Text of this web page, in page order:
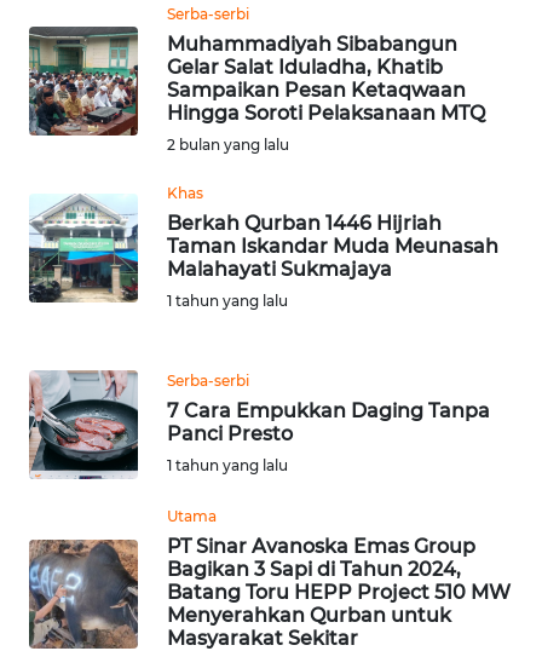
Serba-serbi
Muhammadiyah Sibabangun
Gelar Salat Iduladha, Khatib
Sampaikan Pesan Ketaqwaan
Hingga Soroti Pelaksanaan MTQ
2 bulan yang lalu
Khas
Berkah Qurban 1446 Hijriah
Taman Iskandar Muda Meunasah
Malahayati Sukmajaya
1 tahun yang lalu
Serba-serbi
7 Cara Empukkan Daging Tanpa
Panci Presto
1 tahun yang lalu
Utama
PT Sinar Avanoska Emas Group
Bagikan 3 Sapi di Tahun 2024,
Batang Toru HEPP Project 510 MW
Menyerahkan Qurban untuk
Masyarakat Sekitar
PENDIDIKAN
OLAHRAGA
EDITORIAL
INDEKS
BERITA
KONTAK
KAMI
INFO
IKLAN
TENTANG